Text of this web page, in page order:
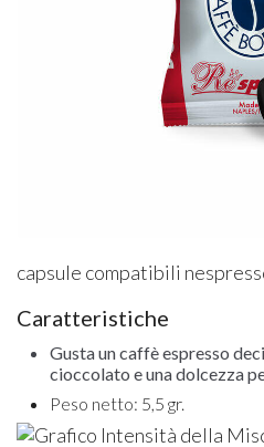
capsule compatibili
Caratteristiche
Gusta un caffè espresso
cioccolato e una dolcezza
Peso netto: 5,5 gr.